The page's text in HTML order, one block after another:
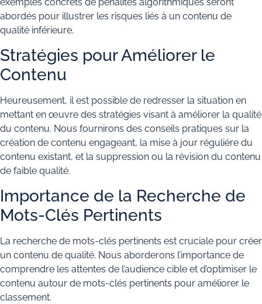
abordés pour illustrer les risques liés à un contenu de
qualité inférieure.
Stratégies pour Améliorer le
Contenu
Heureusement, il est possible de redresser la situation en
mettant en œuvre des stratégies visant à améliorer la qualité
du contenu. Nous fournirons des conseils pratiques sur la
création de contenu engageant, la mise à jour régulière du
contenu existant, et la suppression ou la révision du contenu
de faible qualité.
Importance de la Recherche de
Mots-Clés Pertinents
La recherche de mots-clés pertinents est cruciale pour créer
un contenu de qualité. Nous aborderons l’importance de
comprendre les attentes de l’audience cible et d’optimiser le
contenu autour de mots-clés pertinents pour améliorer le
classement.